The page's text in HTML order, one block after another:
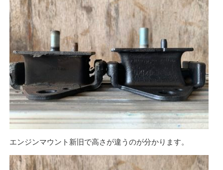
エンジンマウント新旧で高さが違うのが分かります。